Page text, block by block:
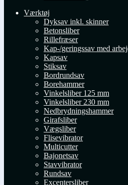
Værktøj
Dyksav inkl. skinner
Betonsliber
Rillefræser
Kap-/geringssav med
Kapsav
Stiksav
Bordrundsav
Borehammer
Vinkelsliber 125 mm
Vinkelsliber 230 mm
Nedbrydningshammer
Girafsliber
Vægsliber
Flisevibrator
Multicutter
Bajonetsav
Stavvibrator
Rundsav
Excentersliber